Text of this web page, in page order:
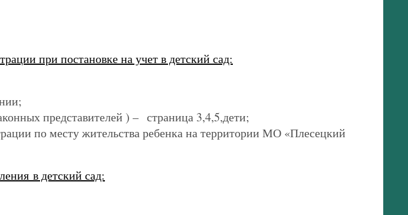
при постановке на учет в детский сад:
представителей ) – страница 3,4,5,дети;
по месту жительства ребенка на территории МО «Плесецкий
в детский сад: